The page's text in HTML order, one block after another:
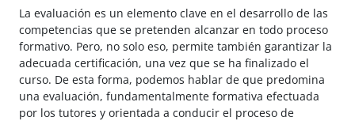
La evaluación es un elemento clave en el desarrollo de las
competencias que se pretenden alcanzar en todo proceso
formativo. Pero, no solo eso, permite también garantizar la
adecuada certificación, una vez que se ha finalizado el
curso. De esta forma, podemos hablar de que predomina
una evaluación, fundamentalmente formativa efectuada
por los tutores y orientada a conducir el proceso de